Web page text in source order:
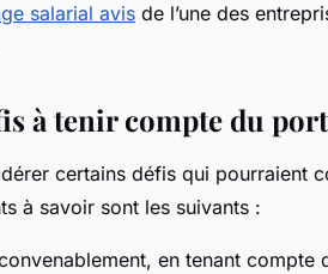
salarial avis de l’une des
à tenir compte du
certains défis qui pourraient
à savoir sont les suivants :
en tenant compte